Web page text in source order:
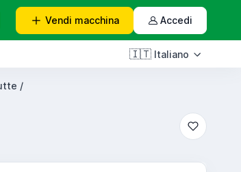
Vendi macchina Accedi
🇮🇹 Italiano
/